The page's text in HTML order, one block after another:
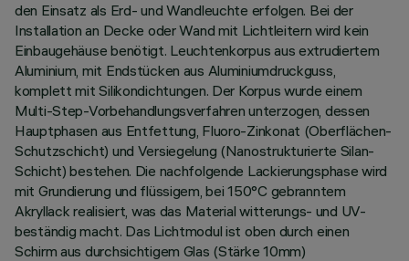
den Einsatz als Erd- und Wandleuchte erfolgen. Bei der
Installation an Decke oder Wand mit Lichtleitern wird kein
Einbaugehäuse benötigt. Leuchtenkorpus aus extrudiertem
Aluminium, mit Endstücken aus Aluminiumdruckguss,
komplett mit Silikondichtungen. Der Korpus wurde einem
Multi-Step-Vorbehandlungsverfahren unterzogen, dessen
Hauptphasen aus Entfettung, Fluoro-Zinkonat (Oberflächen-
Schutzschicht) und Versiegelung (Nanostrukturierte Silan-
Schicht) bestehen. Die nachfolgende Lackierungsphase wird
mit Grundierung und flüssigem, bei 150°C gebranntem
Akryllack realisiert, was das Material witterungs- und UV-
beständig macht. Das Lichtmodul ist oben durch einen
Schirm aus durchsichtigem Glas (Stärke 10mm)